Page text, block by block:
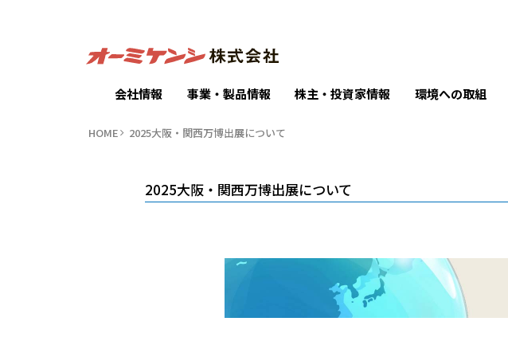
会社情報 事業・製品情報 株主・投資家情報 環境への取組
HOME 2025大阪・関西万博出展について
2025大阪・関西万博出展について